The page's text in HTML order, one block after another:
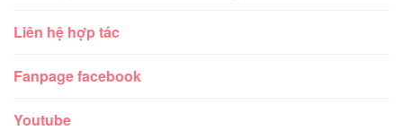
Liên hệ hợp tác
Fanpage facebook
Youtube